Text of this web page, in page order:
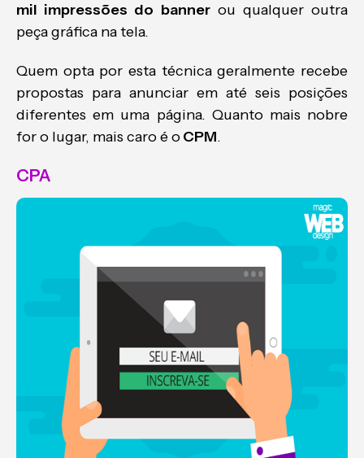
mil impressões do bannerou qualquer outra
peça gráfica na tela.
Quem opta por esta técnica geralmente recebe
propostas para anunciar em até seis posições
diferentes em uma página. Quanto mais nobre
for o lugar, mais caro é oCPM.
CPA